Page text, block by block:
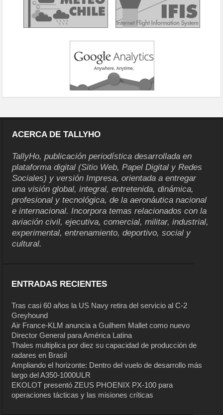
ACERCA DE TALLYHO
TallyHo, publicación periodística desarrollada en
plataforma digital (Sitio Web, Papel Digital y Redes
Sociales) y versión Impresa, orientada a entregar
una visión global, integral, entretenida, dinámica,
profesional y tecnológica, de la aeronáutica nacional
e internacional. Incorpora temas relacionados con la
aviación civil, ejecutiva, comercial, militar, industrial,
experimental, entrenamiento, deportivo, social y
cultural.
ENTRADAS RECIENTES
Tras casi 60 años la US Navy retira del servicio al C-2
Greyhound
Air France-KLM anuncia a Guilhem Mallet como nuevo
Director General para América Latina
Thales multiplica por diez su capacidad de producción de
radares en Brasil
Ampliando el horizonte: Dentro del vuelo de desarrollo más
largo del A350-1000ULR
EKOLOT presentó ZEUS PHOENIX PX-100 para
operaciones tácticas y las misiones críticas